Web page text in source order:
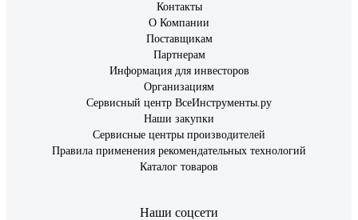
Контакты
О Компании
Поставщикам
Партнерам
Информация для инвесторов
Организациям
Сервисный центр ВсеИнструменты.ру
Наши закупки
Сервисные центры производителей
Правила применения рекомендательных технологий
Каталог товаров
Наши соцсети